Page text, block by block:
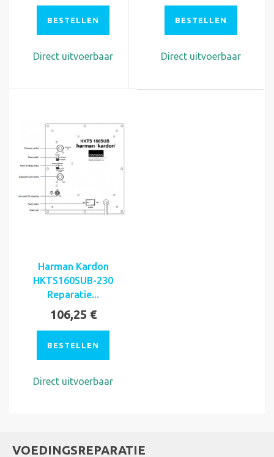
BESTELLEN
Direct uitvoerbaar
BESTELLEN
Direct uitvoerbaar
Harman Kardon
HKTS160SUB-230
Reparatie...
106,25 €
BESTELLEN
Direct uitvoerbaar
VOEDINGSREPARATIE